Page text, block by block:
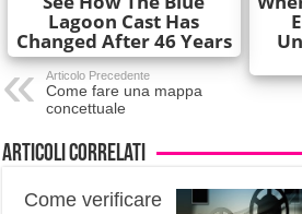
Articolo Precedente
Come fare una mappa
concettuale
Articoli correlati
Come verificare